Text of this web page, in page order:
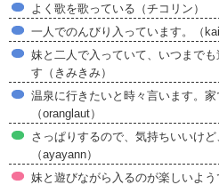
よく歌を歌っている（チコリン）
一人でのんびり入っています。（
妹と二人で入っていて、いつまで
す（きみきみ）
温泉に行きたいと時々言います。家
（oranglaut）
さっぱりするので、気持ちいいけど
（ayayann）
妹と遊びながら入るのが楽しいよう